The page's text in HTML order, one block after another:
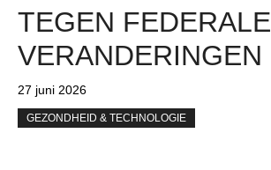
TEGEN FEDERALE
VERANDERINGEN
27 juni 2026
GEZONDHEID & TECHNOLOGIE